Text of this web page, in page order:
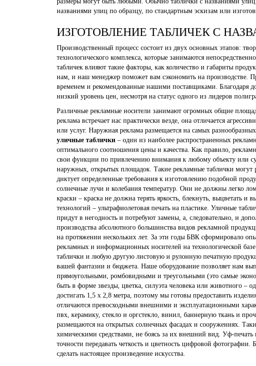
названиями улиц по образцу, по стандартным эскизам или
ИЗГОТОВЛЕНИЕ ТАБЛИЧЕК С
Производственный процесс состоит из двух основных этапов:
технологического комплекса, которые занимаются
табличек влияют такие факторы, как количество и габариты
нам, и наш менеджер поможет вам сэкономить на производстве.
временем и рекомендованные нашими поставщиками. Благодаря
низкий уровень цен, несмотря на статус одного из лидеров
Различные рекламные носители занимают огромных общие
реклама встречает нас практически везде, она отличается
или услуг. Наружная реклама размещается на самых
уличные таблички – один из наиболее распространенных
оптимального соотношения цены и качества. Как правило,
свои функции по привлечению внимания к любому объекту или
наружных, открытых площадок. Такие рекламные таблички могут
диктует определенные требования к изготовлению подобной
солнечные лучи и колебания температур. Они не должны легко
краски – краска не должна терять яркость, блекнуть, выцветать
технологий – ультрафиолетовая печать на пластике. Уличные
придут в негодность и потребуют замены, а, следовательно, и
производства абсолютного большинства видов рекламной
на протяжении нескольких лет. За эти годы БВК сформировало
рекламных и информационных носителей на технологической
таблички и любую другую листовую и рулонную печатную
вашей фантазии и бюджета. Наше оборудование позволяет нам
прямоугольными, ромбовидными и треугольными (это самые
быть в форме звезды, цветка, силуэта человека или животного
достигать 1,5 x 2,8 метра, поэтому мы готовы предоставить
отличаются превосходными внешними и эксплуатационными
пвх, керамику, стекло и оргстекло, винил, баннерную ткань и
размещаются на открытых солнечных фасадах и сооружениях.
химическими средствами, не боясь за их внешний вид. Уф-
точности передавать четкость и цветность цифровой
сделать настоящее произведение искусства.